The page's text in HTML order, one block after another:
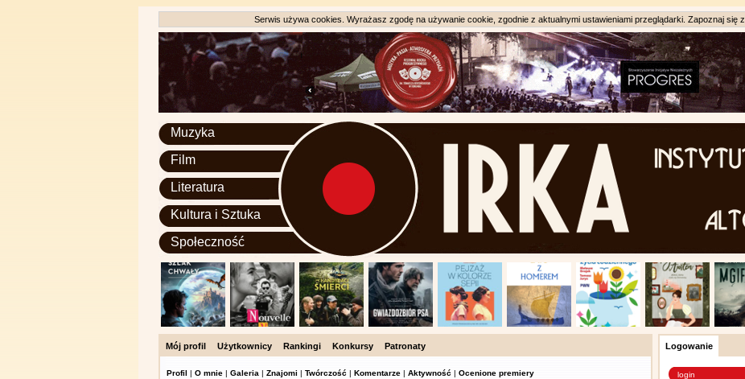
Serwis używa cookies. Wyrażasz zgodę na używanie cookie, zgodnie z aktualnymi ustawieniami przeglądarki. Zapoznaj się z
Muzyka
Film
Literatura
Kultura i Sztuka
Społeczność
Mój profil Użytkownicy Rankingi Konkursy Patronaty
Profil | O mnie | Galeria | Znajomi | Twórczość | Komentarze | Aktywność | Ocenione premiery
Logowanie